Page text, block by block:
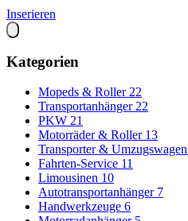
Inserieren
Kategorien
Mopeds & Roller 22
Transportanhänger 22
PKW 21
Motorräder & Roller 13
Transporter & Umzugswagen
Fahrten-Service 11
Limousinen 10
Autotransportanhänger 7
Handwerkzeuge 6